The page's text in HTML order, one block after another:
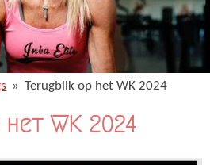
» Terugblik op het WK 2024
WK 2024